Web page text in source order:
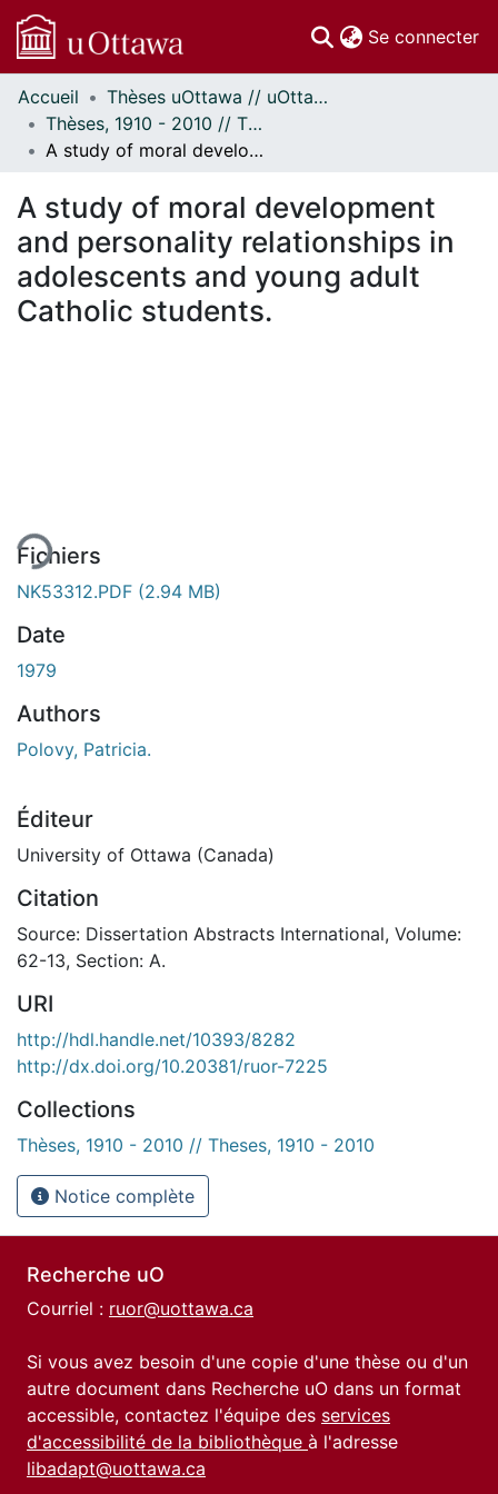
Se connecter
Communautés
et collections
Parcourir
À propos
Accueil
Thèses uOttawa // uOttawa Theses
Thèses, 1910 - 2010 // Theses, 1910 - 2010
A study of moral development and personality relationships in adolescents and young adult Catholic students.
A study of moral development
and personality relationships in
adolescents and young adult
Catholic students.
Fichiers
NK53312.PDF (2.94 MB)
Date
1979
Authors
Polovy, Patricia.
Éditeur
University of Ottawa (Canada)
Citation
Source: Dissertation Abstracts International, Volume:
62-13, Section: A.
URI
http://hdl.handle.net/10393/8282
http://dx.doi.org/10.20381/ruor-7225
Collections
Thèses, 1910 - 2010 // Theses, 1910 - 2010
Notice complète
Recherche uO
Courriel : ruor@uottawa.ca
Si vous avez besoin d'une copie d'une thèse ou d'un
autre document dans Recherche uO dans un format
accessible, contactez l'équipe des services
d'accessibilité de la bibliothèque à l'adresse
libadapt@uottawa.ca